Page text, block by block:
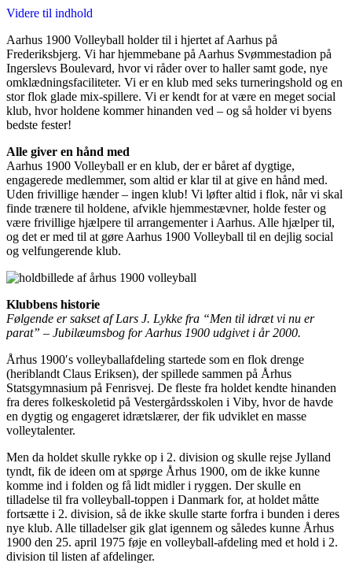
Videre til indhold
Aarhus 1900 Volleyball holder til i hjertet af Aarhus på
Frederiksbjerg. Vi har hjemmebane på Aarhus Svømmestadion på
Ingerslevs Boulevard, hvor vi råder over to haller samt gode, nye
omklædningsfaciliteter. Vi er en klub med seks turneringshold og en
stor flok glade mix-spillere. Vi er kendt for at være en meget social
klub, hvor holdene kommer hinanden ved – og så holder vi byens
bedste fester!
Alle giver en hånd med
Aarhus 1900 Volleyball er en klub, der er båret af dygtige,
engagerede medlemmer, som altid er klar til at give en hånd med.
Uden frivillige hænder – ingen klub! Vi løfter altid i flok, når vi skal
finde trænere til holdene, afvikle hjemmestævner, holde fester og
være frivillige hjælpere til arrangementer i Aarhus. Alle hjælper til,
og det er med til at gøre Aarhus 1900 Volleyball til en dejlig social
og velfungerende klub.
Klubbens historie
Følgende er sakset af Lars J. Lykke fra “Men til idræt vi nu er
parat” – Jubilæumsbog for Aarhus 1900 udgivet i år 2000.
Århus 1900′s volleyballafdeling startede som en flok drenge
(heriblandt Claus Eriksen), der spillede sammen på Århus
Statsgymnasium på Fenrisvej. De fleste fra holdet kendte hinanden
fra deres folkeskoletid på Vestergårdsskolen i Viby, hvor de havde
en dygtig og engageret idrætslærer, der fik udviklet en masse
volleytalenter.
Men da holdet skulle rykke op i 2. division og skulle rejse Jylland
tyndt, fik de ideen om at spørge Århus 1900, om de ikke kunne
komme ind i folden og få lidt midler i ryggen. Der skulle en
tilladelse til fra volleyball-toppen i Danmark for, at holdet måtte
fortsætte i 2. division, så de ikke skulle starte forfra i bunden i deres
nye klub. Alle tilladelser gik glat igennem og således kunne Århus
1900 den 25. april 1975 føje en volleyball-afdeling med et hold i 2.
division til listen af afdelinger.